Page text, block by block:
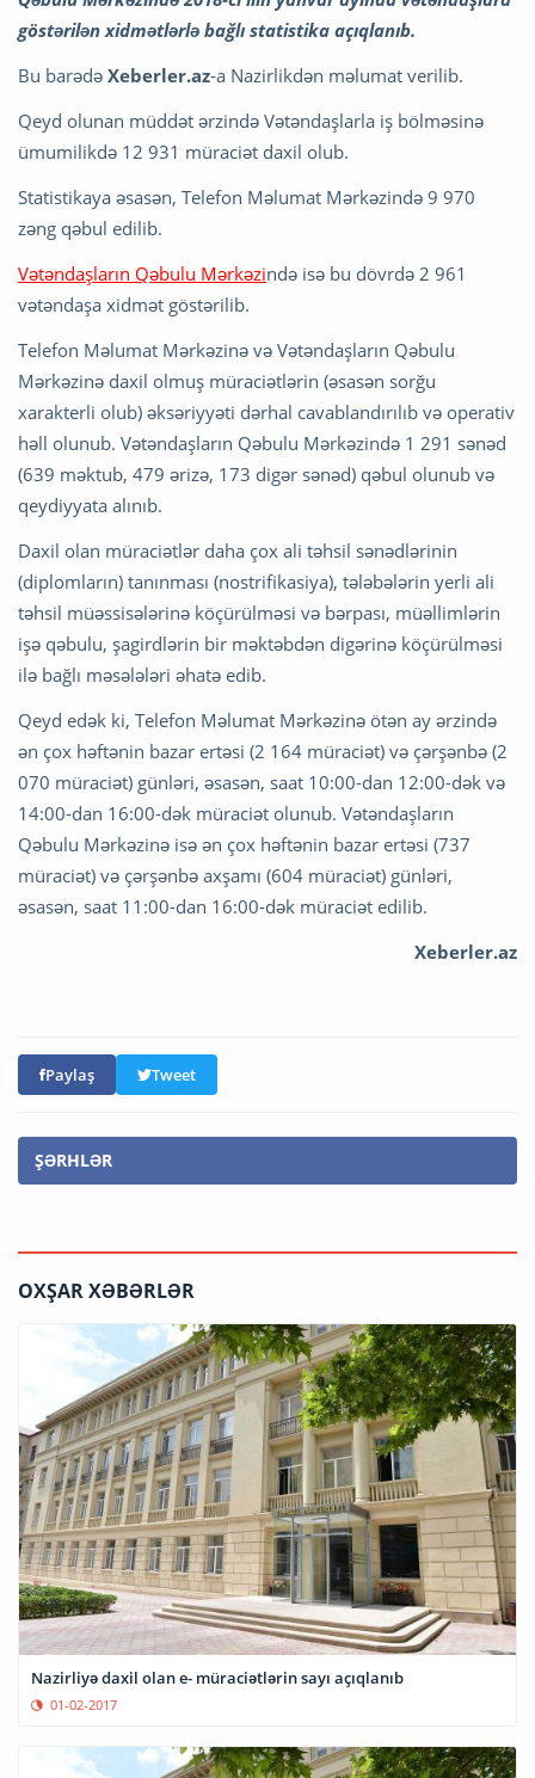
göstərilən xidmətlərlə bağlı statistika açıqlanıb.
Bu barədə Xeberler.az-a Nazirlikdən məlumat verilib.
Qeyd olunan müddət ərzində Vətəndaşlarla iş bölməsinə
ümumilikdə 12 931 müraciət daxil olub.
Statistikaya əsasən, Telefon Məlumat Mərkəzində 9 970
zəng qəbul edilib.
Vətəndaşların Qəbulu Mərkəzində isə bu dövrdə 2 961
vətəndaşa xidmət göstərilib.
Telefon Məlumat Mərkəzinə və Vətəndaşların Qəbulu
Mərkəzinə daxil olmuş müraciətlərin (əsasən sorğu
xarakterli olub) əksəriyyəti dərhal cavablandırılıb və operativ
həll olunub. Vətəndaşların Qəbulu Mərkəzində 1 291 sənəd
(639 məktub, 479 ərizə, 173 digər sənəd) qəbul olunub və
qeydiyyata alınıb.
Daxil olan müraciətlər daha çox ali təhsil sənədlərinin
(diplomların) tanınması (nostrifikasiya), tələbələrin yerli ali
təhsil müəssisələrinə köçürülməsi və bərpası, müəllimlərin
işə qəbulu, şagirdlərin bir məktəbdən digərinə köçürülməsi
ilə bağlı məsələləri əhatə edib.
Qeyd edək ki, Telefon Məlumat Mərkəzinə ötən ay ərzində
ən çox həftənin bazar ertəsi (2 164 müraciət) və çərşənbə (2
070 müraciət) günləri, əsasən, saat 10:00-dan 12:00-dək və
14:00-dan 16:00-dək müraciət olunub. Vətəndaşların
Qəbulu Mərkəzinə isə ən çox həftənin bazar ertəsi (737
müraciət) və çərşənbə axşamı (604 müraciət) günləri,
əsasən, saat 11:00-dan 16:00-dək müraciət edilib.
Xeberler.az
Paylaş Tweet
ŞƏRHLƏR
OXŞAR XƏBƏRLƏR
Nazirliyə daxil olan e- müraciətlərin sayı açıqlanıb
01-02-2017